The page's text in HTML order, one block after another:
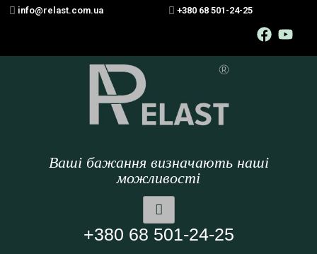
info@relast.com.ua +380 68 501-24-25
Ваші бажання визначають наші
можливості
+380 68 501-24-25